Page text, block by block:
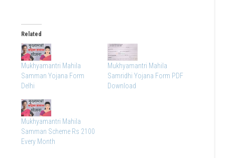
Related
Mukhyamantri Mahila
Samman Yojana Form
Delhi
Mukhyamantri Mahila
Samridhi Yojana Form PDF
Download
Mukhyamantri Mahila
Samman Scheme Rs 2100
Every Month